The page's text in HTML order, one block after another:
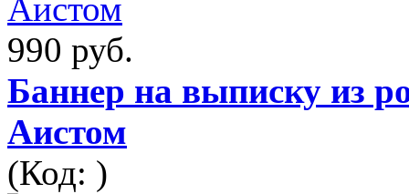
990 руб.
Баннер на выписку из
Аистом
(Код: )